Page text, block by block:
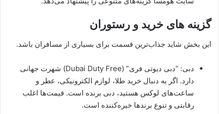
گزینه های خرید و رستوران
این بخش شاید جذاب‌ترین قسمت برای بسیاری از مسافران باشد.
دبی: “دبی دیوتی فری” (Dubai Duty Free) شهرت جهانی
دارد. اگر به دنبال خرید طلا، لوازم الکترونیکی، عطر و
ساعت‌های لوکس هستید، دبی برنده است. قیمت‌ها اغلب
رقابتی و تنوع برندها خیره‌کننده است.